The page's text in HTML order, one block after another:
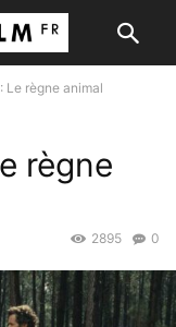
Le règne animal
règne
0
2895